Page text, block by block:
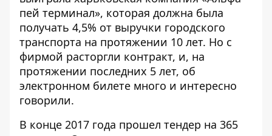
пей терминал», которая должна была
получать 4,5% от выручки городского
транспорта на протяжении 10 лет. Но с
фирмой расторгли контракт, и, на
протяжении последних 5 лет, об
электронном билете много и интересно
говорили.
В конце 2017 года прошел тендер на 365